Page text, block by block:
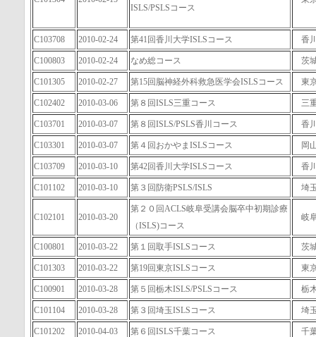
ISLS/PSLSコース
C103708 2010-02-24 第41回香川大学ISLSコース 香
C100803 2010-02-24 なめ総コース 茨
C101305 2010-02-27 第15回脳神経外科救急医学会ISLSコース 東
C102402 2010-03-06 第８回ISLS三重コース 三
C103701 2010-03-07 第８回ISLS/PSLS香川コース 香
C103301 2010-03-07 第４回おかやまISLSコース 岡
C103709 2010-03-10 第42回香川大学ISLSコース 香
C101102 2010-03-10 第３回防衛PSLS/ISLS 埼
C102101 2010-03-20
第２０回ACLS岐阜受講会脳卒中初期診療
（ISLS)コース
岐
C100801 2010-03-22 第１回取手ISLSコース 茨
C101303 2010-03-22 第19回東京ISLSコース 東
C100901 2010-03-28 第５回栃木ISLS/PSLSコース 栃
C101104 2010-03-28 第３回埼玉ISLSコース 埼
C101202 2010-04-03 第６回ISLS千葉コース 千